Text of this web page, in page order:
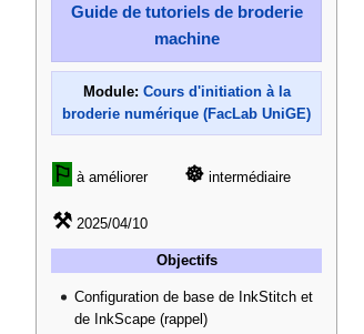
Guide de tutoriels de broderie
machine
Module: Cours d'initiation à la
broderie numérique (FacLab UniGE)
⚐ à améliorer ☸ intermédiaire
⚒ 2025/04/10
Objectifs
Configuration de base de InkStitch et
de InkScape (rappel)